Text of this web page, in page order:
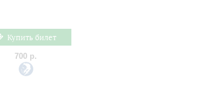
Купить билет
700 р.